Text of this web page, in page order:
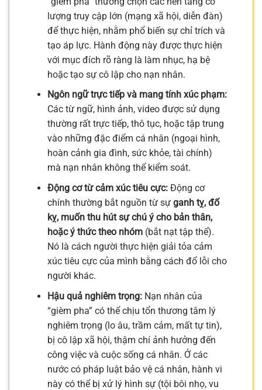
lượng truy cập lớn (mạng xã hội, diễn đàn)
để thực hiện, nhằm phổ biến sự chỉ trích và
tạo áp lực. Hành động này được thực hiện
với mục đích rõ ràng là làm nhục, hạ bệ
hoặc tạo sự cô lập cho nạn nhân.
Ngôn ngữ trực tiếp và mang tính xúc phạm:
Các từ ngữ, hình ảnh, video được sử dụng
thường rất trực tiếp, thô tục, hoặc tập trung
vào những đặc điểm cá nhân (ngoại hình,
hoàn cảnh gia đình, sức khỏe, tài chính)
mà nạn nhân không thể kiểm soát.
Động cơ từ cảm xúc tiêu cực:Động cơ
chính thường bắt nguồn từ sự ganh tỵ, đố
kỵ, muốn thu hút sự chú ý cho bản thân,
hoặc ý thức theo nhóm(bắt nạt tập thể).
Nó là cách người thực hiện giải tỏa cảm
xúc tiêu cực của mình bằng cách đổ lỗi cho
người khác.
Hậu quả nghiêm trọng:Nạn nhân của
“gièm pha” có thể chịu tổn thương tâm lý
nghiêm trọng (lo âu, trầm cảm, mất tự tin),
bị cô lập xã hội, thậm chí ảnh hưởng đến
công việc và cuộc sống cá nhân. Ở các
nước có pháp luật bảo vệ cá nhân, hành vi
này có thể bị xử lý hình sự (tội bôi nhọ, vu